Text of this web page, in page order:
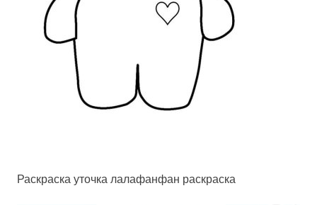
Раскраска уточка лалафанфан раскраска